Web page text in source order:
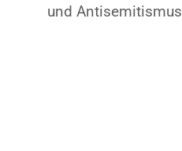
und Antisemitismus